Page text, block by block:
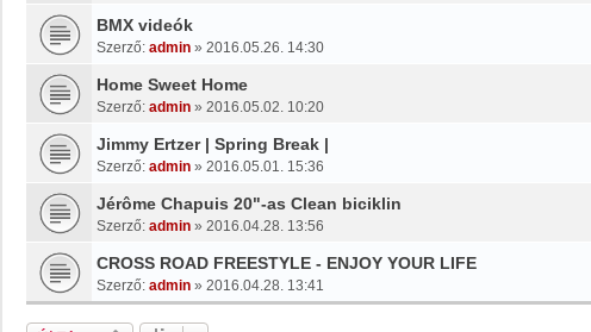
BMX videók
Szerző: admin » 2016.05.26. 14:30
Home Sweet Home
Szerző: admin » 2016.05.02. 10:20
Jimmy Ertzer | Spring Break |
Szerző: admin » 2016.05.01. 15:36
Jérôme Chapuis 20"-as Clean biciklin
Szerző: admin » 2016.04.28. 13:56
CROSS ROAD FREESTYLE - ENJOY YOUR LIFE
Szerző: admin » 2016.04.28. 13:41